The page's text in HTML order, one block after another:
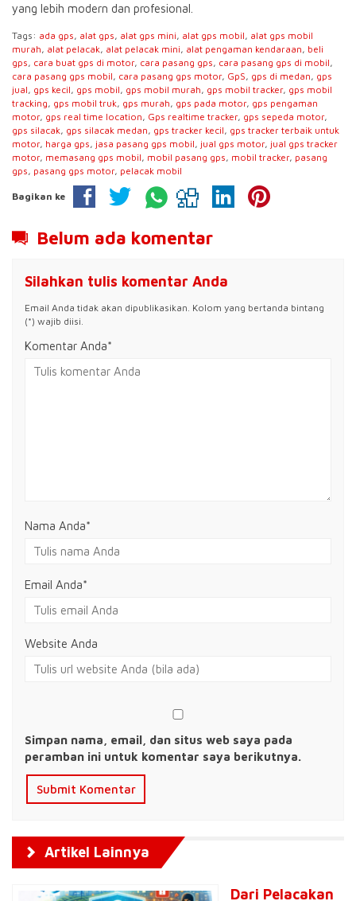
yang lebih modern dan profesional.
Tags: ada gps, alat gps, alat gps mini, alat gps mobil, alat gps mobil
murah, alat pelacak, alat pelacak mini, alat pengaman kendaraan, beli
gps, cara buat gps di motor, cara pasang gps, cara pasang gps di mobil,
cara pasang gps mobil, cara pasang gps motor, GpS, gps di medan, gps
jual, gps kecil, gps mobil, gps mobil murah, gps mobil tracker, gps mobil
tracking, gps mobil truk, gps murah, gps pada motor, gps pengaman
motor, gps real time location, Gps realtime tracker, gps sepeda motor,
gps silacak, gps silacak medan, gps tracker kecil, gps tracker terbaik untuk
motor, harga gps, jasa pasang gps mobil, jual gps motor, jual gps tracker
motor, memasang gps mobil, mobil pasang gps, mobil tracker, pasang
gps, pasang gps motor, pelacak mobil
Bagikan ke
Belum ada komentar
Silahkan tulis komentar Anda
Email Anda tidak akan dipublikasikan. Kolom yang bertanda bintang
(*) wajib diisi.
Komentar Anda*
Nama Anda*
Email Anda*
Website Anda
Simpan nama, email, dan situs web saya pada
peramban ini untuk komentar saya berikutnya.
Artikel Lainnya
Dari Pelacakan